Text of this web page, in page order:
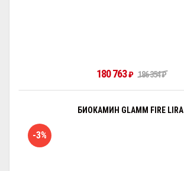
180 763₽ 186 354₽
БИОКАМИН GLAMM FIRE LIRA I
-3%